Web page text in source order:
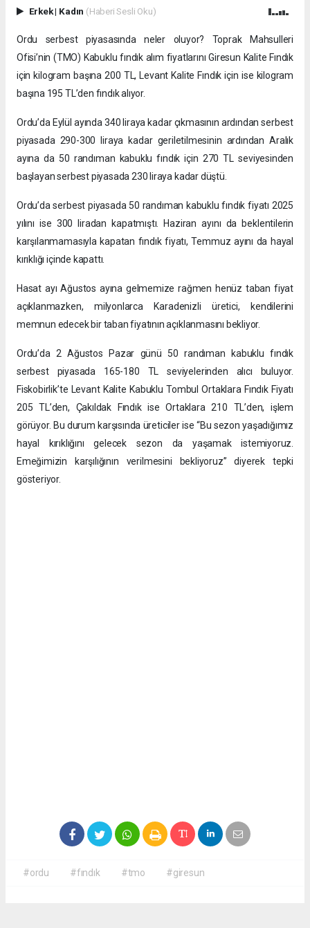
Erkek| Kadın (Haberi Sesli Oku)
Ordu serbest piyasasında neler oluyor? Toprak Mahsulleri
Ofisi’nin (TMO) Kabuklu fındık alım fiyatlarını Giresun Kalite Fındık
için kilogram başına 200 TL, Levant Kalite Fındık için ise kilogram
başına 195 TL’den fındık alıyor.
Ordu’da Eylül ayında 340 liraya kadar çıkmasının ardından serbest
piyasada 290-300 liraya kadar geriletilmesinin ardından Aralık
ayına da 50 randıman kabuklu fındık için 270 TL seviyesinden
başlayan serbest piyasada 230 liraya kadar düştü.
Ordu’da serbest piyasada 50 randıman kabuklu fındık fiyatı 2025
yılını ise 300 liradan kapatmıştı. Haziran ayını da beklentilerin
karşılanmamasıyla kapatan fındık fiyatı, Temmuz ayını da hayal
kırıklığı içinde kapattı.
Hasat ayı Ağustos ayına gelmemize rağmen henüz taban fiyat
açıklanmazken, milyonlarca Karadenizli üretici, kendilerini
memnun edecek bir taban fiyatının açıklanmasını bekliyor.
Ordu’da 2 Ağustos Pazar günü 50 randıman kabuklu fındık
serbest piyasada 165-180 TL seviyelerinden alıcı buluyor.
Fiskobirlik’te Levant Kalite Kabuklu Tombul Ortaklara Fındık Fiyatı
205 TL’den, Çakıldak Fındık ise Ortaklara 210 TL’den, işlem
görüyor. Bu durum karşısında üreticiler ise “Bu sezon yaşadığımız
hayal kırıklığını gelecek sezon da yaşamak istemiyoruz.
Emeğimizin karşılığının verilmesini bekliyoruz” diyerek tepki
gösteriyor.
#ordu #fındık #tmo #giresun